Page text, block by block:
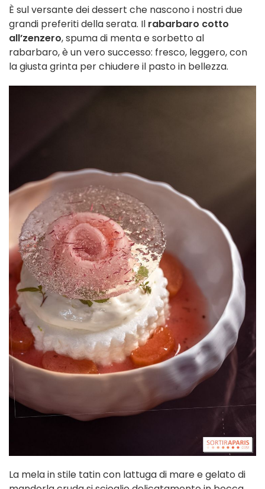
È sul versante dei dessert che nascono i nostri due
grandi preferiti della serata. Il rabarbaro cotto
all’zenzero, spuma di menta e sorbetto al
rabarbaro, è un vero successo: fresco, leggero, con
la giusta grinta per chiudere il pasto in bellezza.
La mela in stile tatin con lattuga di mare e gelato di